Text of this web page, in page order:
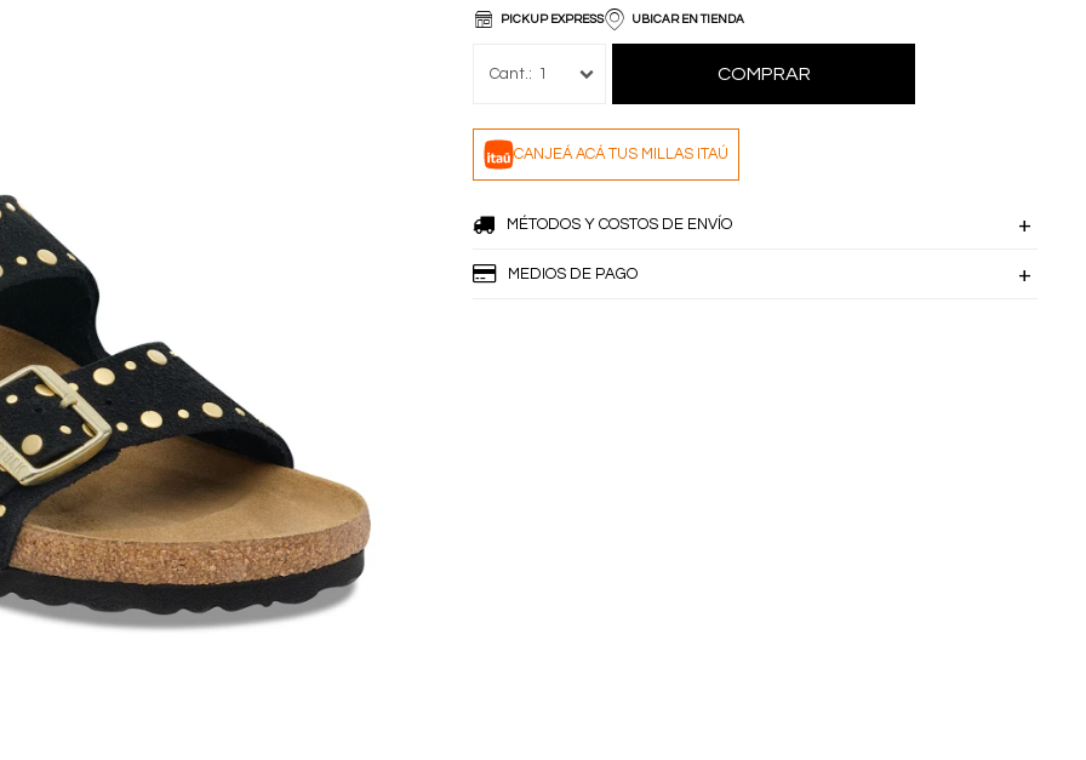
PICKUP EXPRESS UBICAR EN TIENDA
1 COMPRAR
CANJEÁ ACÁ TUS MILLAS ITAÚ
MÉTODOS Y COSTOS DE ENVÍO
MEDIOS DE PAGO